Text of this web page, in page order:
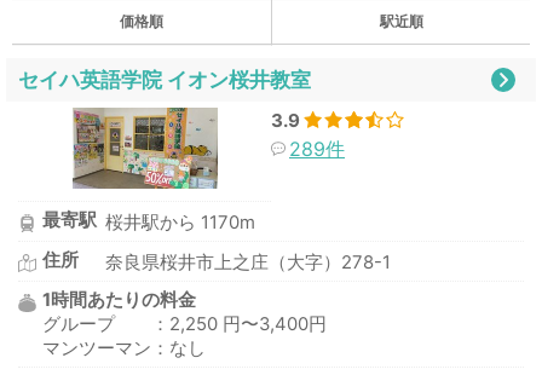
価格順 駅近順
セイハ英語学院 イオン桜井教室
3.9
289件
最寄駅 桜井駅から 1170m
住所
奈良県桜井市上之庄（大字）278-1
1時間あたりの料金
グループ ：2,250 円〜3,400円
マンツーマン：なし